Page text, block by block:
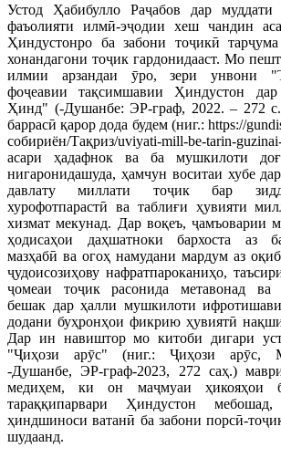
Устод Ҳабибулло Раҷабов дар
фаъолияти илмӣ-эҷодии хеш чандин
Ҳиндустонро ба забони тоҷикӣ
хонандагони тоҷик гардонидааст. Мо
илмии арзандаи ӯро, зери унвони
фоҷеавии тақсимшавии Ҳиндустон
Ҳинд" (-Душанбе: ЭР-граф, 2022. – 272
баррасӣ қарор дода будем (ниг.: https://
собириён/Тақриз/uviyati-mill-be-tarin-
асари ҳадафнок ва ба мушкилоти
нигаронидашуда, ҳамчун воситаи хубе
давлату миллати тоҷик бар
хурофотпарастӣ ва таблиғи ҳувияти
хизмат мекунад. Дар воқеъ, ҷамъоварии
ҳодисаҳои даҳшатноки бархоста аз
мазҳабӣ ва огоҳ намудани мардум аз
ҷудоисозиҳову нафратпароканиҳо,
ҷомеаи тоҷик расонида метавонад ва
бешак дар ҳалли мушкилоти
додани буҳронҳои фикрию ҳувиятӣ нақши
Дар ин навиштор мо китоби дигари
"Ҷиҳози арӯс" (ниг.: Ҷиҳози арӯс,
-Душанбе, ЭР-граф-2023, 272 саҳ.)
медиҳем, ки он маҷмуаи ҳикояҳои
тараққипарвари Ҳиндустон
ҳиндшиноси ватанӣ ба забони порсӣ-
шудаанд.